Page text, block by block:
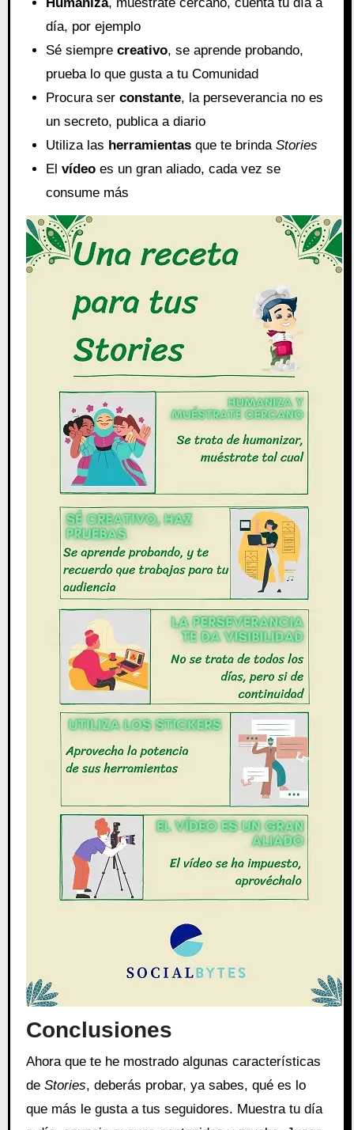
día, por ejemplo
Sé siemprecreativo, se aprende probando,
prueba lo que gusta a tu Comunidad
Procura serconstante, la perseverancia no es
un secreto, publica a diario
Utiliza las herramientas que te brindaStories
Elvídeo es un gran aliado, cada vez se
consume más
Conclusiones
Ahora que te he mostrado algunas características
de Stories, deberás probar, ya sabes, qué es lo
que más le gusta a tus seguidores. Muestra tu día